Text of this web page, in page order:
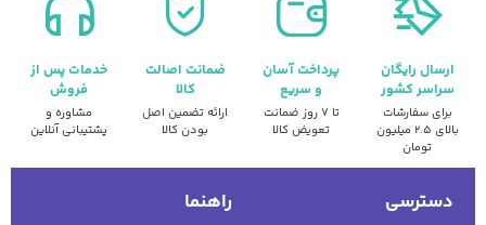
ارسال رایگان
سراسر کشور
برای سفارشات
بالای ۲.۵ میلیون
تومان
پرداخت آسان
و سریع
تا ۷ روز ضمانت
تعویض کالا
ضمانت اصالت
کالا
ارائه تضمین اصل
بودن کالا
خدمات پس از
فروش
مشاوره و
پشتیبانی آنلاین
دسترسی راهنما